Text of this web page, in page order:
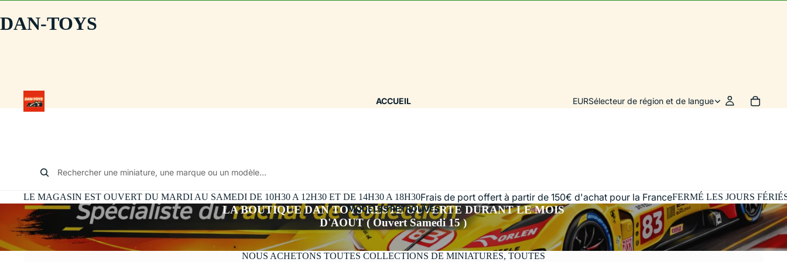
DAN-TOYS
ACCUEIL
MODÈLES RETROUVÉS
EURSélecteur de région et de langue
Rechercher une miniature, une marque ou un modèle...
LE MAGASIN EST OUVERT DU MARDI AU SAMEDI DE 10H30 A 12H30 ET DE 14H30 A 18H30Frais de port offert à partir de 150€ d'achat pour la FranceFERMÉ LES JOURS
LA BOUTIQUE DAN TOYS RESTE OUVERTE DURANT LE MOIS
D'AOUT ( Ouvert Samedi 15 )
NOUS ACHETONS TOUTES COLLECTIONS DE MINIATURES, TOUTES